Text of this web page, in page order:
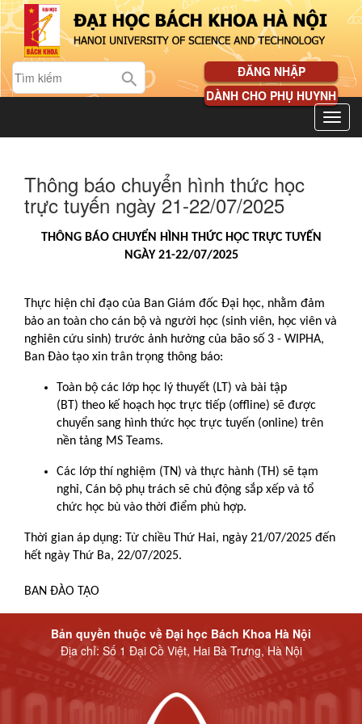
ĐĂNG NHẬP
DÀNH CHO PHỤ HUYNH
Thông báo chuyển hình thức học
trực tuyến ngày 21-22/07/2025
THÔNG BÁO CHUYỂN HÌNH THỨC HỌC TRỰC TUYẾN
NGÀY 21-22/07/2025
Thực hiện chỉ đạo của Ban Giám đốc Đại học, nhằm đảm
bảo an toàn cho cán bộ và người học (sinh viên, học viên và
nghiên cứu sinh) trước ảnh hưởng của bão số 3 - WIPHA,
Ban Đào tạo xin trân trọng thông báo:
Toàn bộ các lớp học lý thuyết (LT) và bài tập
(BT) theo kế hoạch học trực tiếp (offline) sẽ được
chuyển sang hình thức học trực tuyến (online) trên
nền tảng MS Teams.
Các lớp thí nghiệm (TN) và thực hành (TH) sẽ tạm
nghỉ, Cán bộ phụ trách sẽ chủ động sắp xếp và tổ
chức học bù vào thời điểm phù hợp.
Thời gian áp dụng: Từ chiều Thứ Hai, ngày 21/07/2025 đến
hết ngày Thứ Ba, 22/07/2025.
BAN ĐÀO TẠO
Bản quyền thuộc về Đại học Bách Khoa Hà Nội
Địa chỉ: Số 1 Đại Cồ Việt, Hai Bà Trưng, Hà Nội